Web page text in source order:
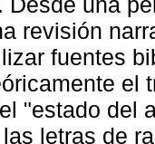
revisión
fuentes
el
"estado del
letras de